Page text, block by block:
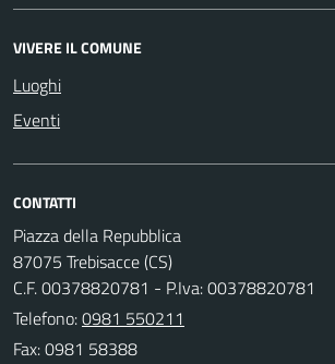
VIVERE IL COMUNE
Luoghi
Eventi
CONTATTI
Piazza della Repubblica
87075 Trebisacce (CS)
C.F. 00378820781 - P.Iva: 00378820781
Telefono:0981 550211
Fax: 0981 58388